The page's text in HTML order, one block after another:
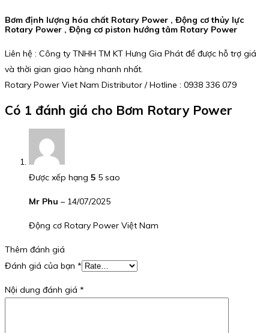
Bơm định lượng hóa chất Rotary Power , Động cơ thủy lực
Rotary Power , Động cơ piston hướng tâm Rotary Power
Liên hệ : Công ty TNHH TM KT Hưng Gia Phát để được hỗ trợ giá
và thời gian giao hàng nhanh nhất.
Rotary Power Viet Nam Distributor / Hotline : 0938 336 079
Có 1 đánh giá cho Bơm Rotary Power
Được xếp hạng 5 5 sao
Mr Phu – 14/07/2025
Động cơ Rotary Power Việt Nam
Thêm đánh giá
Đánh giá của bạn *
Nội dung đánh giá *